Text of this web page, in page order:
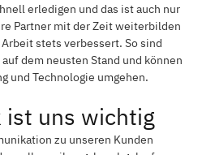
erledigen und das ist auch nur
Partner mit der Zeit weiterbilden
stets verbessert. So sind
dem neusten Stand und können
und Technologie umgehen.
ist uns wichtig
zu unseren Kunden